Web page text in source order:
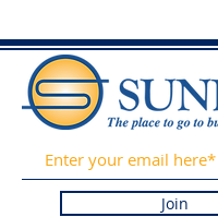
Join